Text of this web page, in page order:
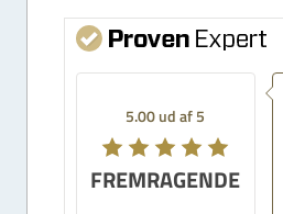
5.00 ud af 5
FREMRAGENDE